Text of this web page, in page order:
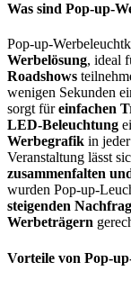
Was sind Pop-up-
Pop-up-
Werbelösung, ideal
Roadshows
wenigen Sekunden
sorgt füreinfachen
LED-Beleuchtung
Werbegrafik in
Veranstaltung lässt
zusammenfalten
wurden Pop-up-
steigenden
Werbeträgern
Vorteile von Pop-